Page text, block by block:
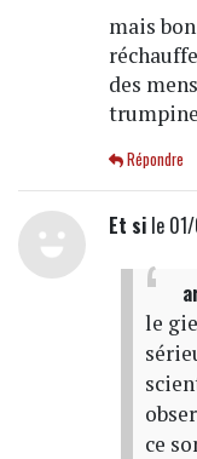
mais
des
Répondre
Et sile 01/
le
ce